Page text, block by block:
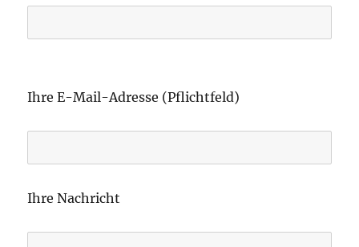
i
e
a
s
Ihre E-Mail-Adresse (Pflichtfeld)
Ihre Nachricht